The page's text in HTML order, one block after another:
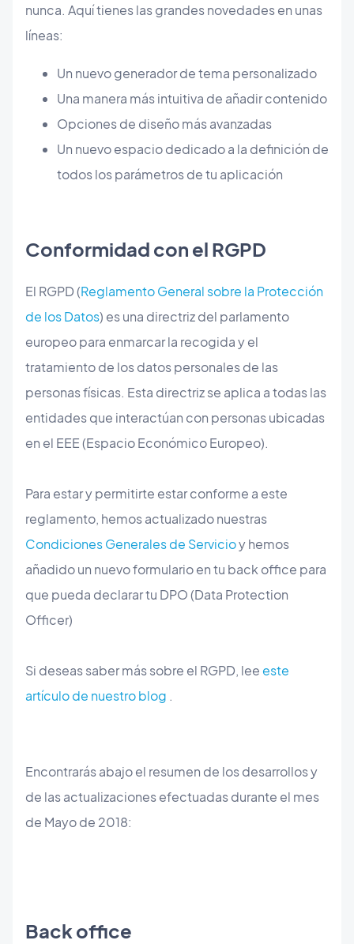
nunca. Aquí tienes las grandes novedades en unas
líneas:
Un nuevo generador de tema personalizado
Una manera más intuitiva de añadir contenido
Opciones de diseño más avanzadas
Un nuevo espacio dedicado a la definición de
todos los parámetros de tu aplicación
Conformidad con el RGPD
El RGPD (Reglamento General sobre la Protección
de los Datos) es una directriz del parlamento
europeo para enmarcar la recogida y el
tratamiento de los datos personales de las
personas físicas. Esta directriz se aplica a todas las
entidades que interactúan con personas ubicadas
en el EEE (Espacio Económico Europeo).
Para estar y permitirte estar conforme a este
reglamento, hemos actualizado nuestras
Condiciones Generales de Servicioy hemos
añadido un nuevo formulario en tu back office para
que pueda declarar tu DPO (Data Protection
Officer)
Si deseas saber más sobre el RGPD, lee este
artículo de nuestro blog .
Encontrarás abajo el resumen de los desarrollos y
de las actualizaciones efectuadas durante el mes
de Mayo de 2018:
Back office